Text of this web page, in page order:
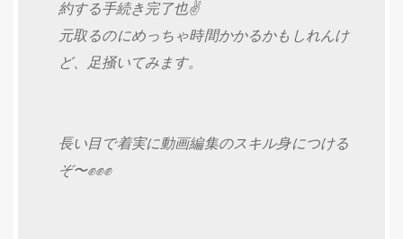
約する手続き完了也✌️
元取るのにめっちゃ時間かかるかもしれんけ
ど、足掻いてみます。
長い目で着実に動画編集のスキル身につける
ぞ〜✊✊✊